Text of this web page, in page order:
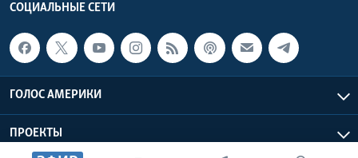
СОЦИАЛЬНЫЕ СЕТИ
ГОЛОС АМЕРИКИ
ПРОЕКТЫ